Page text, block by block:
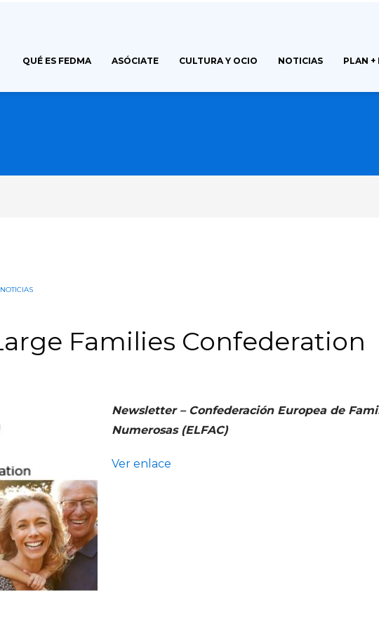
QUÉ ES FEDMA ASÓCIATE CULTURA Y OCIO NOTICIAS PLAN +
NOTICIAS
Families Confederation
Newsletter – Confederación Europea de
Numerosas (ELFAC)
Ver enlace